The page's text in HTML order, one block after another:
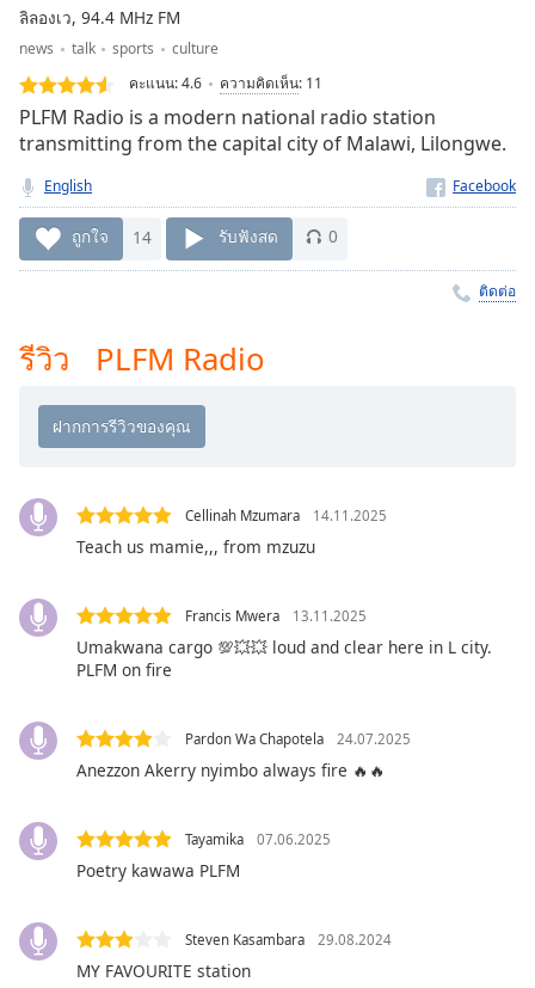
Duration
Loaded
0.00%
Stream
TypeLIVE
live,
currently
behind
LIVE
Remaining
Chapters
Descriptions
descriptions
off
selected
subtitles
settings,
subtitles
settings
dialog
off
selected
ลิลองเว, 94.4 MHz FM
news talk sports
culture
คะแนน:4.6 ความคิดเห็น: 11
PLFM Radio is a modern national radio station
transmitting from the capital city of Malawi, Lilongwe.
English
ถูกใจ 14 รับฟังสด 0
ติดต่อ
รีวิว PLFM Radio
Cellinah Mzumara 14.11.2025
Teach us mamie,,, from mzuzu
Francis Mwera 13.11.2025
Umakwana cargo 💯💥💥 loud and clear here in L city.
PLFM on fire
Pardon Wa Chapotela 24.07.2025
Anezzon Akerry nyimbo always fire 🔥🔥
Tayamika 07.06.2025
Poetry kawawa PLFM
Steven Kasambara 29.08.2024
MY FAVOURITE station